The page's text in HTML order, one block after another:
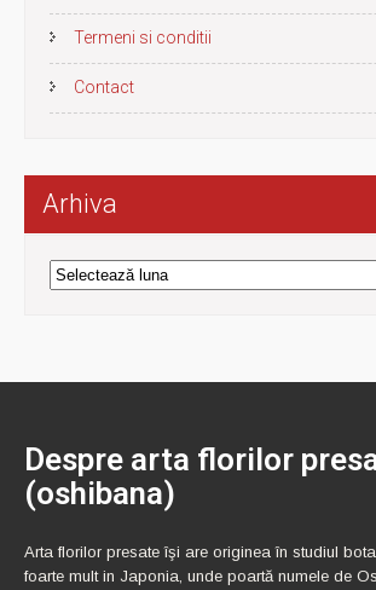
Termeni si conditii
Contact
Arhiva
Arhiva
Despre arta florilor
(oshibana)
Arta florilor presate îşi are originea în studiul
foarte mult in Japonia, unde poartă numele de